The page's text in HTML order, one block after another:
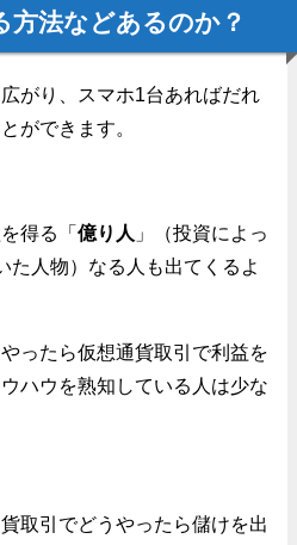
方法などあるのか？
がり、スマホ1台あればだれ
ができます。
得る「 億り人 」（投資によっ
た人物）なる人も出てくるよ
ったら仮想通貨取引で利益を
ハウを熟知している人は少な
取引でどうやったら儲けを出